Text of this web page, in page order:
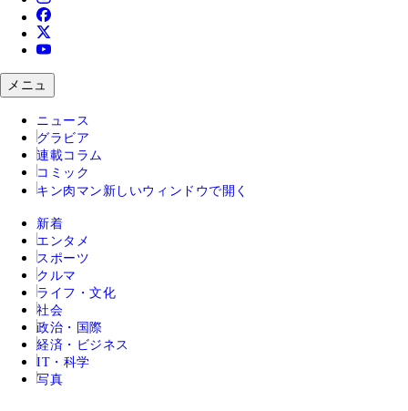
メニュ
ニュース
グラビア
連載コラム
コミック
キン肉マン 新しいウィンドウで開く
新着
エンタメ
スポーツ
クルマ
ライフ・文化
社会
政治・国際
経済・ビジネス
IT・科学
写真